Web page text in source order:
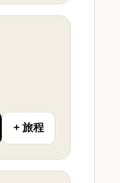
+ 旅程